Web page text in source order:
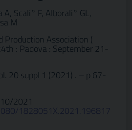
Scali° F, Alborali° GL,
M
Production Association (
: Padova : September 21-
20 suppl 1 (2021) . – p 67-
2021
1828051X.2021.196817